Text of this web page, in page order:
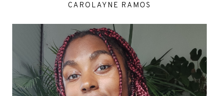
CAROLAYNE RAMOS